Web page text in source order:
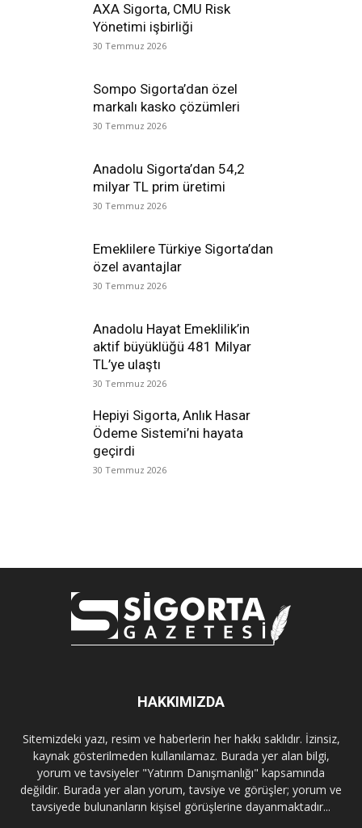
AXA Sigorta, CMU Risk
Yönetimi işbirliği
30 Temmuz 2026
Sompo Sigorta’dan özel
markalı kasko çözümleri
30 Temmuz 2026
Anadolu Sigorta’dan 54,2
milyar TL prim üretimi
30 Temmuz 2026
Emeklilere Türkiye Sigorta’dan
özel avantajlar
30 Temmuz 2026
Anadolu Hayat Emeklilik’in
aktif büyüklüğü 481 Milyar
TL’ye ulaştı
30 Temmuz 2026
Hepiyi Sigorta, Anlık Hasar
Ödeme Sistemi’ni hayata
geçirdi
30 Temmuz 2026
HAKKIMIZDA
Sitemizdeki yazı, resim ve haberlerin her hakkı saklıdır. İzinsiz,
kaynak gösterilmeden kullanılamaz. Burada yer alan bilgi,
yorum ve tavsiyeler "Yatırım Danışmanlığı" kapsamında
değildir. Burada yer alan yorum, tavsiye ve görüşler; yorum ve
tavsiyede bulunanların kişisel görüşlerine dayanmaktadır...